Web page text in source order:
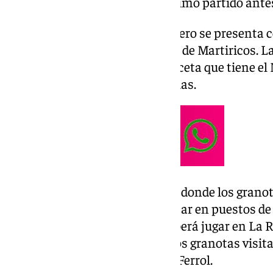
El segundo compromiso de febrero se
nuevo ambientazo en el templo de Martiricos.
ingrediente que se añade a la receta que tiene
aspecto inmejorable en las gradas.
En la ida el resultado fue de 4-2, donde los
ofensivo que les ha llevado a estar en puestos
recibir al Levante, el Málaga deberá jugar en La
visitar al Racing. Por su parte, los granotas
Ciutat de Valencia al Racing de Ferrol.